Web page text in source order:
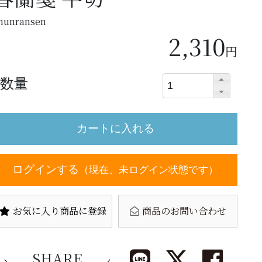
2,310円
数量
ログインする （現在、未ログイン状態です）
お気に入り商品に登録 商品のお問い合わせ